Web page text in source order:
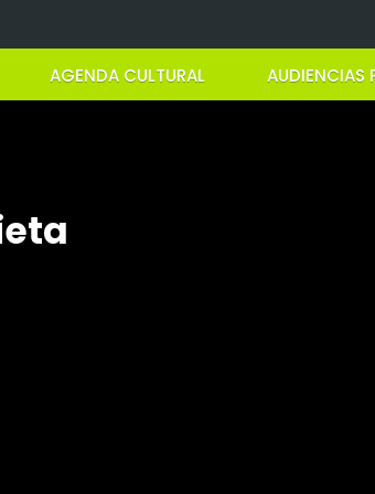
AGENDA CULTURAL AUDIENCIAS